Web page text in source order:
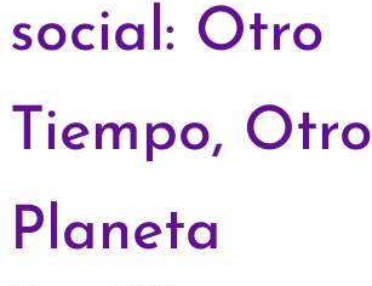
social: Otro
Tiempo, Otro
Planeta